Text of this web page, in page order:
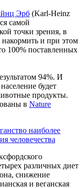
Эрб (Karl-Heinz
самой
точки зрения, в
накормить и при этом
100% поставленных
94%. И
будет
продукты.
в Nature
различных диет
снижение
и веганская